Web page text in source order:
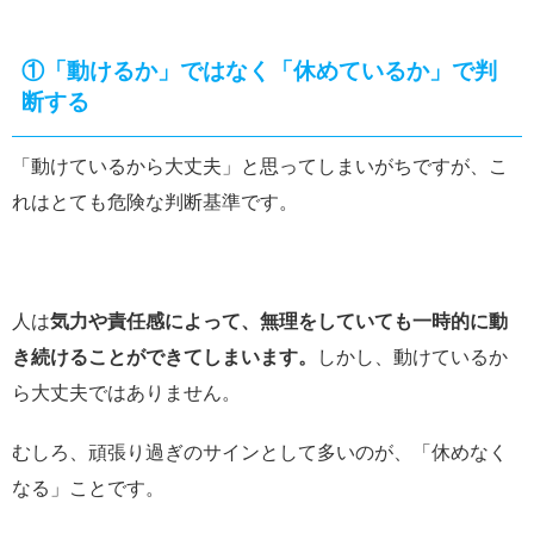
①「動けるか」ではなく「休めているか」で判
断する
「動けているから大丈夫」と思ってしまいがちですが、こ
れはとても危険な判断基準です。
人は気力や責任感によって、無理をしていても一時的に動
き続けることができてしまいます。
しかし、動けているか
ら大丈夫ではありません。
むしろ、頑張り過ぎのサインとして多いのが、「休めなく
なる」ことです。